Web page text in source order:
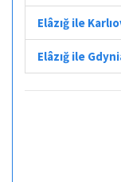
Elâzığ ile
Elâzığ ile